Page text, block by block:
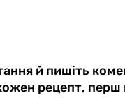
й пишіть
рецепт, перш